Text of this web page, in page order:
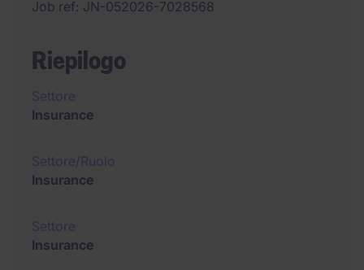
Job ref JN-052026-7028568
Riepilogo
Insurance
Insurance
Insurance